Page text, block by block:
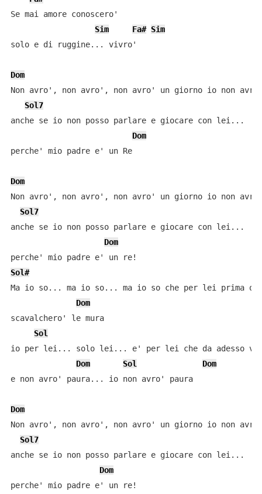
Se mai amore conoscero'
Sim
Fa# Sim
solo e di ruggine... vivro'
Dom
Non avro', non avro', non avro' un giorno io non
Sol7
anche se io non posso parlare e giocare con lei...
Dom
perche' mio padre e' un Re
Dom
Non avro', non avro', non avro' un giorno io non
Sol7
anche se io non posso parlare e giocare con lei...
Dom
Sol#
Ma io so... ma io so... ma io so che per lei prima o
Dom
scavalchero' le mura
Sol
io per lei... solo lei... e' per lei che da adesso
Dom
Sol
Dom
e non avro' paura... io non avro' paura
Dom
Non avro', non avro', non avro' un giorno io non
Sol7
anche se io non posso parlare e giocare con lei...
Dom
perche' mio padre e' un re!